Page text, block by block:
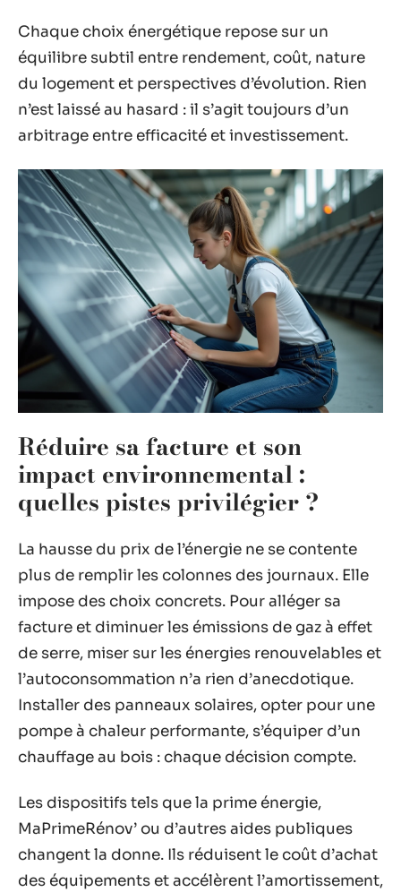
Chaque choix énergétique repose sur un
équilibre subtil entre rendement, coût, nature
du logement et perspectives d’évolution. Rien
n’est laissé au hasard : il s’agit toujours d’un
arbitrage entre efficacité et investissement.
Réduire sa facture et son
impact environnemental :
quelles pistes privilégier ?
La hausse du prix de l’énergie ne se contente
plus de remplir les colonnes des journaux. Elle
impose des choix concrets. Pour alléger sa
facture et diminuer les émissions de gaz à effet
de serre, miser sur les énergies renouvelables et
l’autoconsommation n’a rien d’anecdotique.
Installer des panneaux solaires, opter pour une
pompe à chaleur performante, s’équiper d’un
chauffage au bois : chaque décision compte.
Les dispositifs tels que la prime énergie,
MaPrimeRénov’ ou d’autres aides publiques
changent la donne. Ils réduisent le coût d’achat
des équipements et accélèrent l’amortissement,